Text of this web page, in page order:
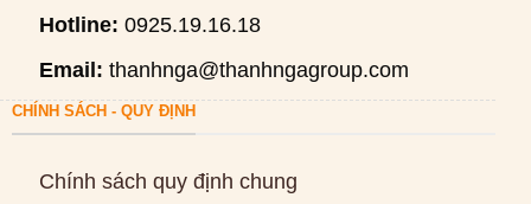
Hotline: 0925.19.16.18
Email: thanhnga@thanhngagroup.com
CHÍNH SÁCH - QUY ĐỊNH
Chính sách quy định chung